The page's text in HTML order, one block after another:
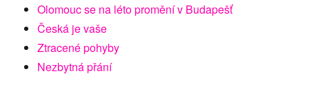
Olomouc se na léto promění v Budapešť
Česká je vaše
Ztracené pohyby
Nezbytná přání